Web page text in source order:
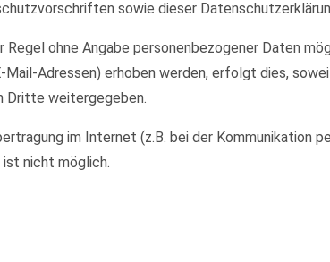
sowie dieser
Regel ohne Angabe personenbezogener Daten
Adressen) erhoben werden, erfolgt dies,
Dritte weitergegeben.
im Internet (z.B. bei der Kommunikation
nicht möglich.